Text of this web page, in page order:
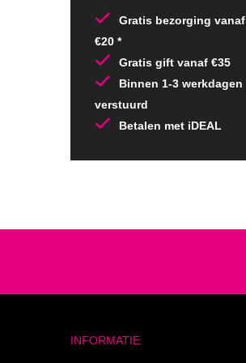
Gratis bezorging vanaf
€20 *
Gratis gift vanaf €35
Binnen 1-3 werkdagen
verstuurd
Betalen met iDEAL
INFORMATIE